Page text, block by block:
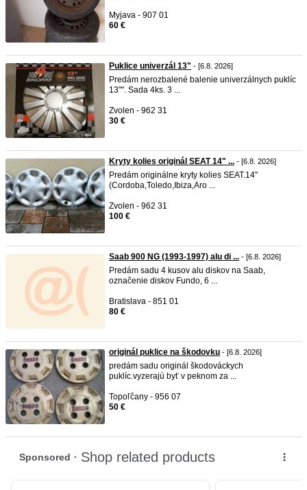
Myjava - 907 01
60 €
Puklice univerzál 13" - [6.8. 2026]
Predám nerozbalené balenie univerzálnych puklíc
13"". Sada 4ks. 3 ...
Zvolen - 962 31
30 €
Kryty kolies originál SEAT 14" ... - [6.8. 2026]
Predám originálne kryty kolies SEAT.14"
(Cordoba,Toledo,Ibiza,Aro ...
Zvolen - 962 31
100 €
Saab 900 NG (1993-1997) alu di ... - [6.8. 2026]
Predám sadu 4 kusov alu diskov na Saab,
označenie diskov Fundo, 6 ...
Bratislava - 851 01
80 €
originál puklice na škodovku - [6.8. 2026]
predám sadu originál škodováckych
puklíc.vyzerajú byť v peknom za ...
Topoľčany - 956 07
50 €